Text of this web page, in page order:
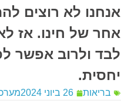
אנחנו לא רוצים
אחר של חינו. אז
לבד ולרוב אפשר
יחסית.
בריאות 26 ביוני 2024